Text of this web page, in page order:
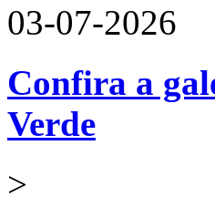
03-07-2026
Confira a
Verde
>